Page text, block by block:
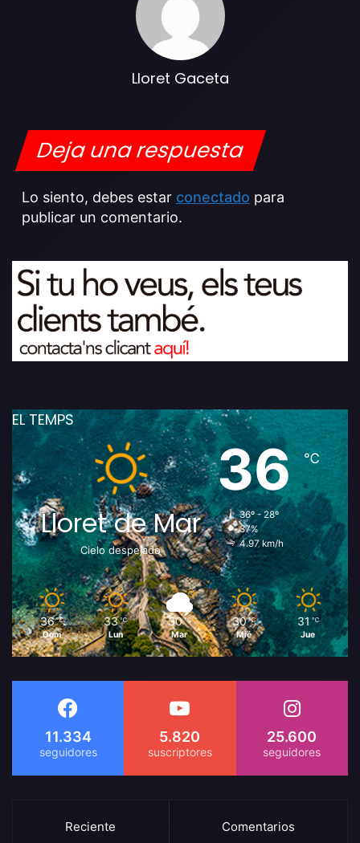
Lloret Gaceta
Deja una respuesta
Lo siento, debes estar conectado para
publicar un comentario.
EL TEMPS
Lloret de Mar
Cielo despejado
36℃
36º - 28º
37%
4.97 km/h
36 ℃
Dom
33 ℃
Lun
30 ℃
Mar
30 ℃
Mié
31 ℃
Jue
11.334 5.820 25.600
Reciente Comentarios